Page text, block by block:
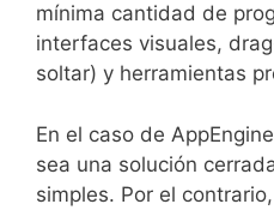
mínima cantidad de
interfaces visuales,
soltar) y herramientas
En el caso de
sea una solución
simples. Por el